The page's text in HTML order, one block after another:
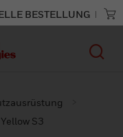
BESTELLUNG
S3